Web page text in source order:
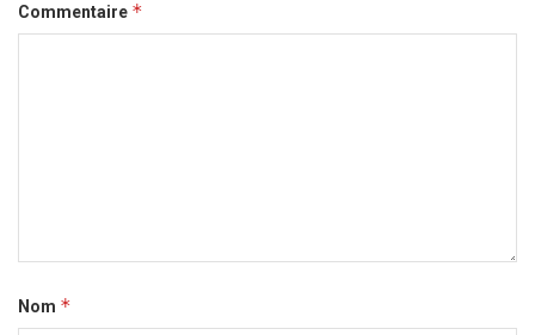
Commentaire *
Nom *